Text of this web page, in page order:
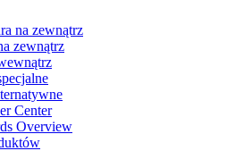
na zewnątrz
zewnątrz
Center
Overview